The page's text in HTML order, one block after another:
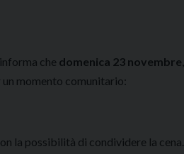
informa che domenica 23 novembre
un momento comunitario:
la possibilità di condividere la cena.